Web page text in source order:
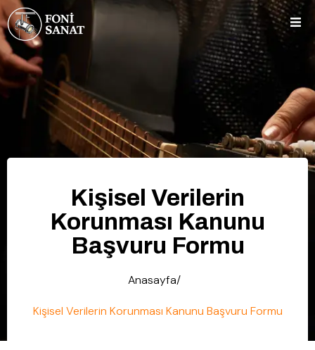
Kişisel Verilerin
Korunması Kanunu
Başvuru Formu
Anasayfa/
Kişisel Verilerin Korunması Kanunu Başvuru Formu